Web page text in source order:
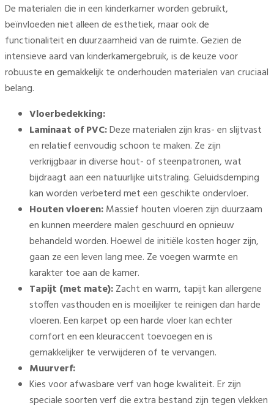
De materialen die in een kinderkamer worden gebruikt,
beïnvloeden niet alleen de esthetiek, maar ook de
functionaliteit en duurzaamheid van de ruimte. Gezien de
intensieve aard van kinderkamergebruik, is de keuze voor
robuuste en gemakkelijk te onderhouden materialen van cruciaal
belang.
Vloerbedekking:
Laminaat of PVC:Deze materialen zijn kras- en slijtvast
en relatief eenvoudig schoon te maken. Ze zijn
verkrijgbaar in diverse hout- of steenpatronen, wat
bijdraagt aan een natuurlijke uitstraling. Geluidsdemping
kan worden verbeterd met een geschikte ondervloer.
Houten vloeren:Massief houten vloeren zijn duurzaam
en kunnen meerdere malen geschuurd en opnieuw
behandeld worden. Hoewel de initiële kosten hoger zijn,
gaan ze een leven lang mee. Ze voegen warmte en
karakter toe aan de kamer.
Tapijt (met mate):Zacht en warm, tapijt kan allergene
stoffen vasthouden en is moeilijker te reinigen dan harde
vloeren. Een karpet op een harde vloer kan echter
comfort en een kleuraccent toevoegen en is
gemakkelijker te verwijderen of te vervangen.
Muurverf:
Kies voor afwasbare verf van hoge kwaliteit. Er zijn
speciale soorten verf die extra bestand zijn tegen vlekken